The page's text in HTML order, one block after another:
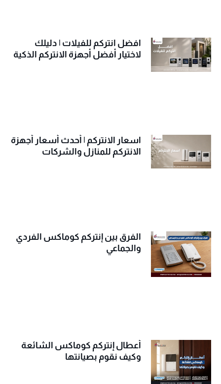
افضل انتركم للفيلات | دليلك
لاختيار أفضل أجهزة الانتركم الذكية
اسعار الانتركم | أحدث أسعار أجهزة
الانتركم للمنازل والشركات
الفرق بين إنتركم كوماكس الفردي
والجماعي
أعطال إنتركم كوماكس الشائعة
وكيف نقوم بصيانتها